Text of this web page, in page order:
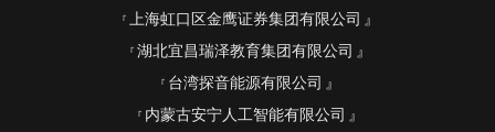
上海虹口区金鹰证券集团有限公司
湖北宜昌瑞泽教育集团有限公司
台湾探音能源有限公司
内蒙古安宁人工智能有限公司